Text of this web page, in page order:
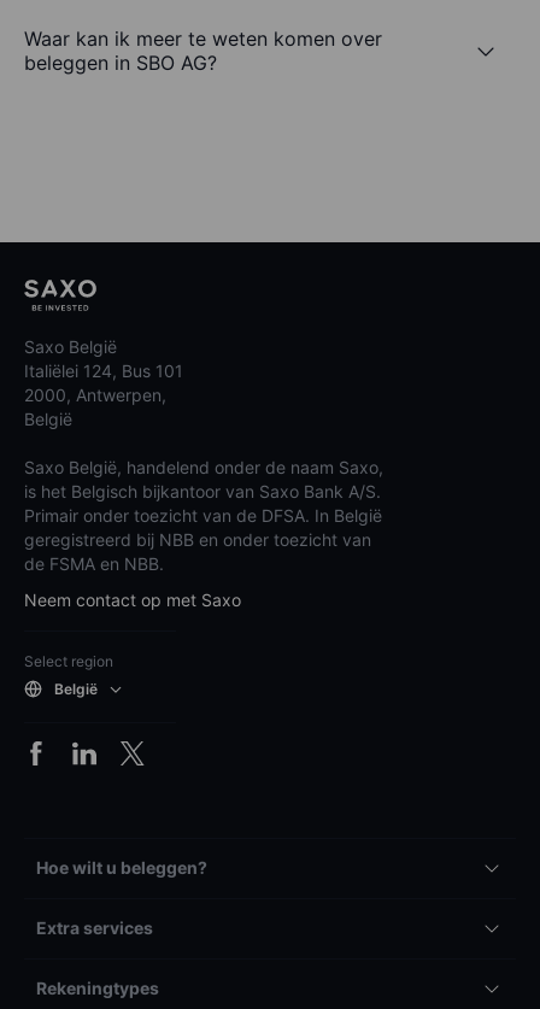
Waar kan ik meer te weten komen over
beleggen in SBO AG?
Saxo België
Italiëlei 124, Bus 101
2000, Antwerpen,
België
Saxo België, handelend onder de naam Saxo,
is het Belgisch bijkantoor van Saxo Bank A/S.
Primair onder toezicht van de DFSA. In België
geregistreerd bij NBB en onder toezicht van
de FSMA en NBB.
Neem contact op met Saxo
Select region
België
Hoe wilt u beleggen?
Extra services
Rekeningtypes